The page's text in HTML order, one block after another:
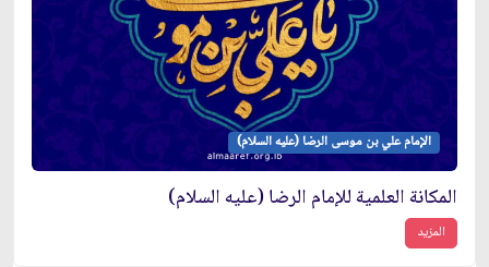
الإمام علي بن موسى الرضا (عليه السلام)
المكانة العلمية للإمام الرضا (عليه السلام)
المزيد